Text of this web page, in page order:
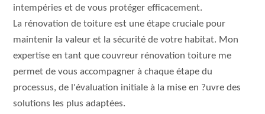
intempéries et de vous protéger efficacement.
La rénovation de toiture est une étape cruciale pour
maintenir la valeur et la sécurité de votre habitat. Mon
expertise en tant que couvreur rénovation toiture me
permet de vous accompagner à chaque étape du
processus, de l'évaluation initiale à la mise en ?uvre des
solutions les plus adaptées.